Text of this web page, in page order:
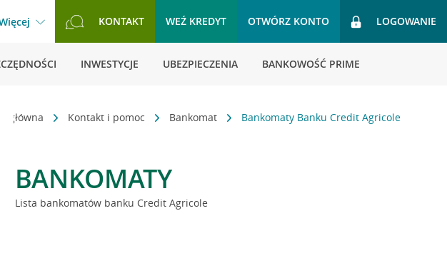
KONTAKT WEŹ KREDYT OTWÓRZ KONTO LOGOWANIE
INWESTYCJE UBEZPIECZENIA BANKOWOŚĆ PRIME
główna Kontakt i pomoc Bankomat Bankomaty Banku Credit Agricole
BANKOMATY
Lista bankomatów banku Credit Agricole